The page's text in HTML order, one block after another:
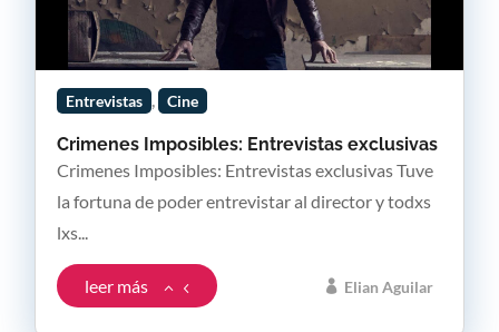
Crimenes Imposibles: Entrevistas exclusivas
Elian Aguilar
Entrevistas , Cine
Crimenes Imposibles: Entrevistas exclusivas Tuve
la fortuna de poder entrevistar al director y todxs
lxs...
leer más